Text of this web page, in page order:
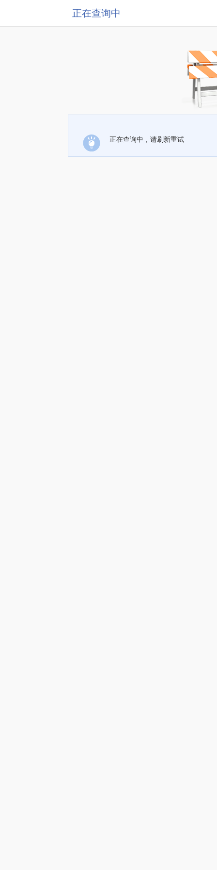
正在查询中
正在查询中，请刷新重试